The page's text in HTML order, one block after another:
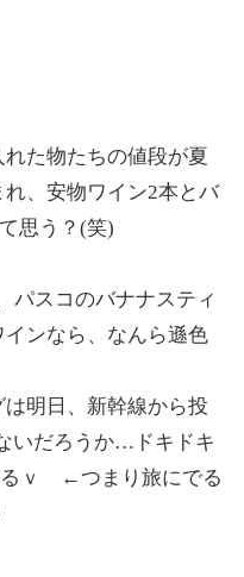
た物たちの値段が夏
、安物ワイン2本とバ
思う？(笑)
スコのバナナスティ
ンなら、なんら遜色
明日、新幹線から投
いだろうか…ドキドキ
ｖ ←つまり旅にでる